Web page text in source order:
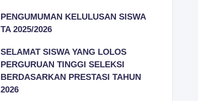
PENGUMUMAN KELULUSAN SISWA
TA 2025/2026
SELAMAT SISWA YANG LOLOS
PERGURUAN TINGGI SELEKSI
BERDASARKAN PRESTASI TAHUN
2026